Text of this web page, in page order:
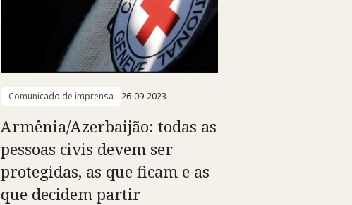
Comunicado de imprensa 26-09-2023
Armênia/Azerbaijão: todas as
pessoas civis devem ser
protegidas, as que ficam e as
que decidem partir